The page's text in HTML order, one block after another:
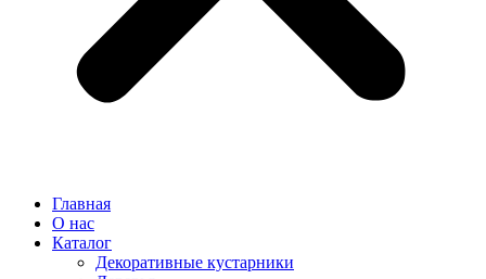
Главная
О нас
Каталог
Декоративные кустарники